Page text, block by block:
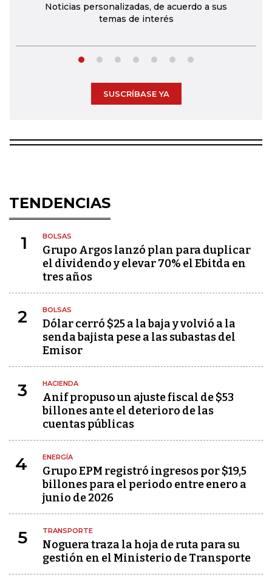
Noticias personalizadas, de acuerdo a sus
temas de interés
SUSCRÍBASE YA
TENDENCIAS
1 BOLSAS
Grupo Argos lanzó plan para duplicar
el dividendo y elevar 70% el Ebitda en
tres años
2 BOLSAS
Dólar cerró $25 a la baja y volvió a la
senda bajista pese a las subastas del
Emisor
3 HACIENDA
Anif propuso un ajuste fiscal de $53
billones ante el deterioro de las
cuentas públicas
4 ENERGÍA
Grupo EPM registró ingresos por $19,5
billones para el periodo entre enero a
junio de 2026
5 TRANSPORTE
Noguera traza la hoja de ruta para su
gestión en el Ministerio de Transporte